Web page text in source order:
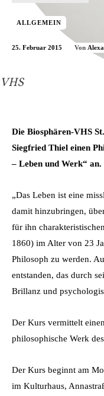
VHS
ALLGEMEIN
25. Februar 2015 Von
Die Biosphären-VHS
Siegfried Thiel einen
– Leben und Werk“ an.
„Das Leben ist eine
damit hinzubringen,
für ihn
1860) im Alter von 23
Philosoph zu werden.
entstanden, das durch
Brillanz und
Der Kurs vermittelt
philosophische Werk
Der Kurs beginnt am
im Kulturhaus,